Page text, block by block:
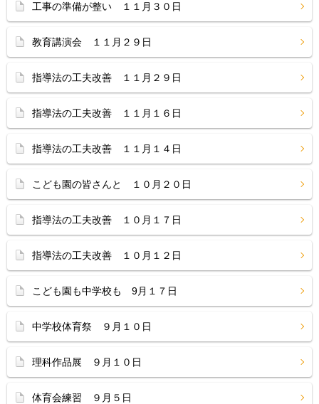
工事の準備が整い １１月３０日
教育講演会 １１月２９日
指導法の工夫改善 １１月２９日
指導法の工夫改善 １１月１６日
指導法の工夫改善 １１月１４日
こども園の皆さんと １０月２０日
指導法の工夫改善 １０月１７日
指導法の工夫改善 １０月１２日
こども園も中学校も 9月１７日
中学校体育祭 ９月１０日
理科作品展 ９月１０日
体育会練習 ９月５日